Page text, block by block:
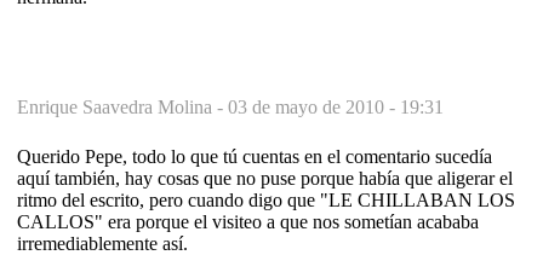
Enrique Saavedra Molina - 03 de mayo de 2010 - 19:31
Querido Pepe, todo lo que tú cuentas en el comentario sucedía
aquí también, hay cosas que no puse porque había que aligerar el
ritmo del escrito, pero cuando digo que "LE CHILLABAN LOS
CALLOS" era porque el visiteo a que nos sometían acababa
irremediablemente así.